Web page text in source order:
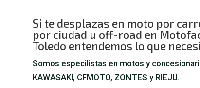
Si te desplazas en moto por
por ciudad u off-road en
Toledo entendemos lo que
Somos especilistas en motos y
KAWASAKI, CFMOTO, ZONTES y RIEJU.